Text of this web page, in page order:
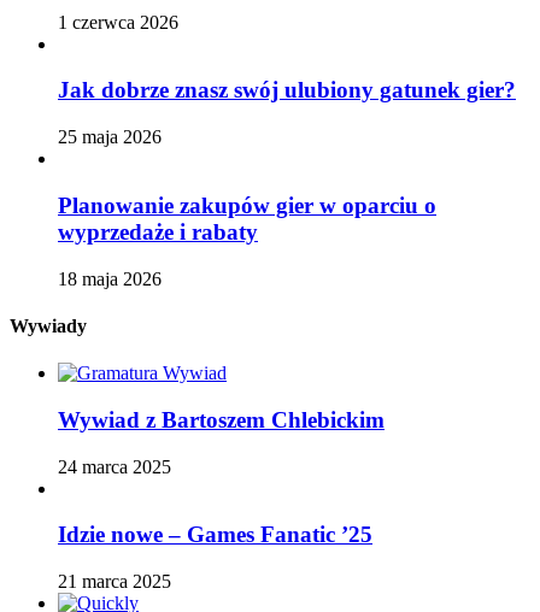
1 czerwca 2026
Jak dobrze znasz swój ulubiony gatunek gier?
25 maja 2026
Planowanie zakupów gier w oparciu o
wyprzedaże i rabaty
18 maja 2026
Wywiady
Wywiad z Bartoszem Chlebickim
24 marca 2025
Idzie nowe – Games Fanatic ’25
21 marca 2025